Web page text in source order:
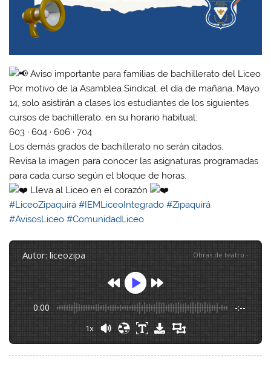
Aviso importante para familias de bachillerato del Liceo
Por motivo de la Asamblea Sindical, el día de mañana, Mayo
14, solo asistirán a clases los estudiantes de los siguientes
cursos de bachillerato, en su horario habitual:
603 · 604 · 606 · 704
Los demás grados de bachillerato no serán citados.
Revisa la imagen para conocer las asignaturas programadas
para cada curso según el bloque de horas.
Lleva al Liceo en el corazón
#LiceoZipaquirá #IEMLiceoIntegrado #Zipaquirá
#AvisosLiceo #ComunidadLiceo
autor: liceozipa Obras de teatro:-
0:00 -:--
1x